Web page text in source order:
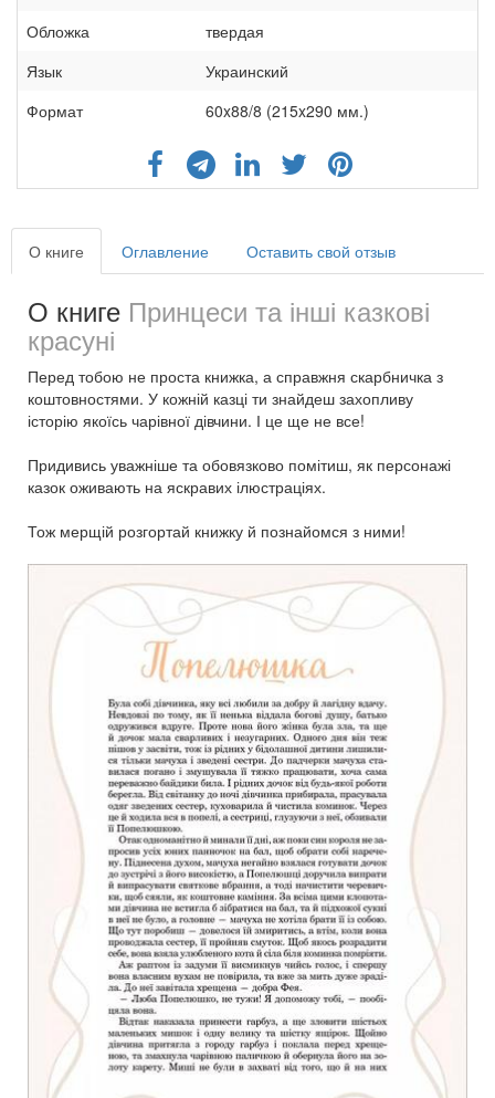
Обложка
твердая
Язык
Украинский
Формат
60x88/8 (215x290 мм.)
О книге Оглавление Оставить свой отзыв
О книге Принцеси та інші казкові
красуні
Перед тобою не проста книжка, а справжня скарбничка з
коштовностями. У кожній казці ти знайдеш захопливу
історію якоїсь чарівної дівчини. І це ще не все!
Придивись уважніше та обовязково помітиш, як персонажі
казок оживають на яскравих ілюстраціях.
Тож мерщій розгортай книжку й познайомся з ними!